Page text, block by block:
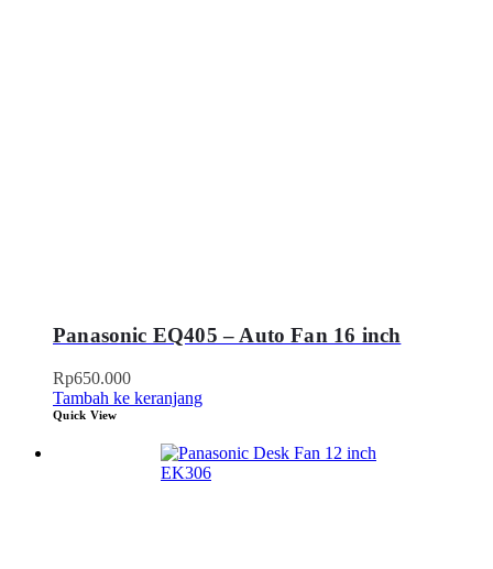
Panasonic EQ405 – Auto Fan 16 inch
Rp650.000
Tambah ke keranjang
Quick View